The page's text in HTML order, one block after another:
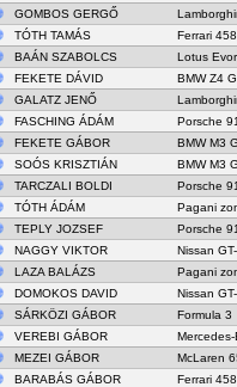
GOMBOS GERGŐ
TÓTH TAMÁS
Ferrari
BAÁN SZABOLCS
Lotus
FEKETE DÁVID
BMW Z4
GALATZ JENŐ
FASCHING ÁDÁM
Porsche
FEKETE GÁBOR
BMW M3
SOÓS KRISZTIÁN
BMW M3
TARCZALI BOLDI
Porsche
TÓTH ÁDÁM
Pagani
TEPLY JOZSEF
Porsche
NAGGY VIKTOR
Nissan
LAZA BALÁZS
Pagani
DOMOKOS DAVID
Nissan
SÁRKÖZI GÁBOR
Formula 3
VEREBI GÁBOR
MEZEI GÁBOR
McLaren
BARABÁS GÁBOR
Ferrari